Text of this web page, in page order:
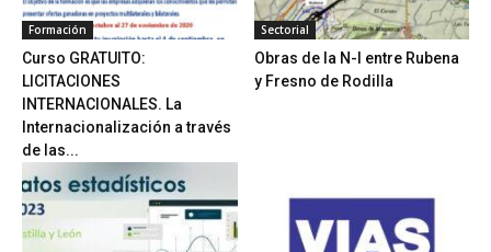
Formación
Curso GRATUITO:
LICITACIONES
INTERNACIONALES. La
Internacionalización a través
de las...
Sectorial
Obras de la N-I entre Rubena
y Fresno de Rodilla